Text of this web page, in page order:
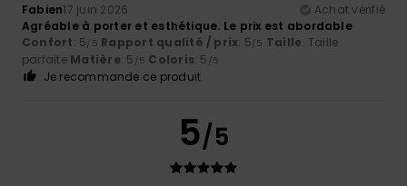
Fabien17 juin 2026
Achat vérifié
Agréable à porter et esthétique. Le prix est abordable
Confort: 5/5 Rapport qualité / prix: 5/5 Taille: Taille
parfaite Matière: 5 /5 Coloris: 5 /5
Je recommande ce produit
5/5